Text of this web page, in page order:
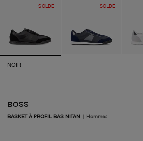
SOLDE SOLDE
NOIR
BOSS
BASKET À PROFIL BAS NITAN | Hommes